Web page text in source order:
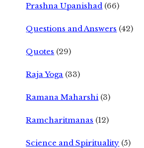
Prashna Upanishad (66)
Questions and Answers (42)
Quotes (29)
Raja Yoga (33)
Ramana Maharshi (3)
Ramcharitmanas (12)
Science and Spirituality (5)